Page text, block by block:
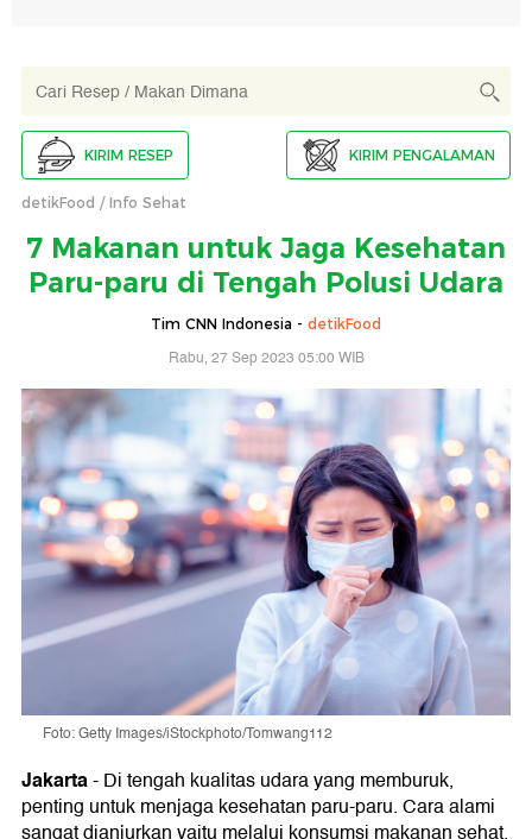
KIRIM RESEP KIRIM PENGALAMAN
detikFood Info Sehat
7 Makanan untuk Jaga Kesehatan
Paru-paru di Tengah Polusi Udara
Tim CNN Indonesia - detikFood
Rabu, 27 Sep 2023 05:00 WIB
Foto: Getty Images/iStockphoto/Tomwang112
Jakarta-Di tengah kualitas udara yang memburuk,
penting untuk menjaga kesehatan paru-paru. Cara alami